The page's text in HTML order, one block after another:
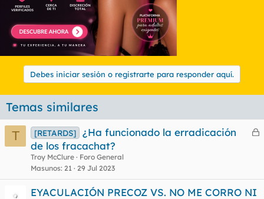
Debes iniciar sesión o registrarte para responder aquí.
Temas similares
T
C
a
[RETARDS]
¿Ha funcionado la erradicación
de los fracachat?
Troy McClure
Foro General
Masunos 21 29 Jul 2023
EYACULACIÓN PRECOZ VS. NO ME CORRO NI